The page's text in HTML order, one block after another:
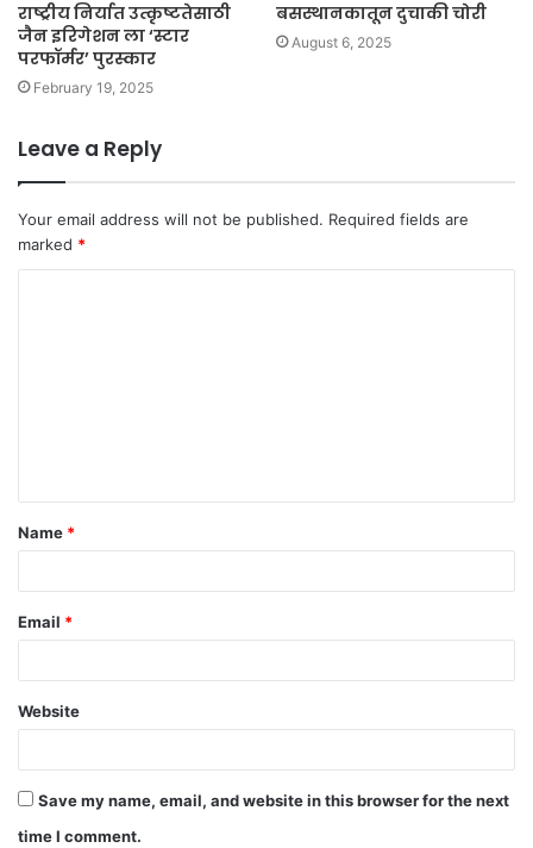
राष्ट्रीय निर्यात उत्कृष्टतेसाठी
जैन इरिगेशन ला ‘स्टार
परफॉर्मर’ पुरस्कार
February 19, 2025
बसस्थानकातून दुचाकी चोरी
August 6, 2025
Leave a Reply
Your email address will not be published. Required fields are
marked *
t
*
Name *
Email *
Website
Save my name, email, and website in this browser for the next
time I comment.